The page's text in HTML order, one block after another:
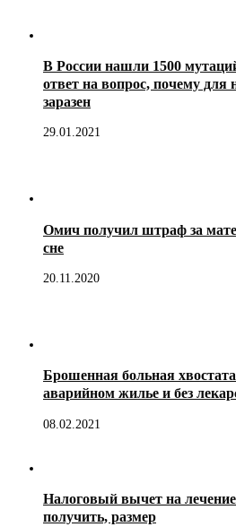
В России нашли 1500
ответ на вопрос, почему
заразен
29.01.2021
Омич получил штраф за
сне
20.11.2020
Брошенная больная
аварийном жилье и без
08.02.2021
Налоговый вычет на
получить, размер